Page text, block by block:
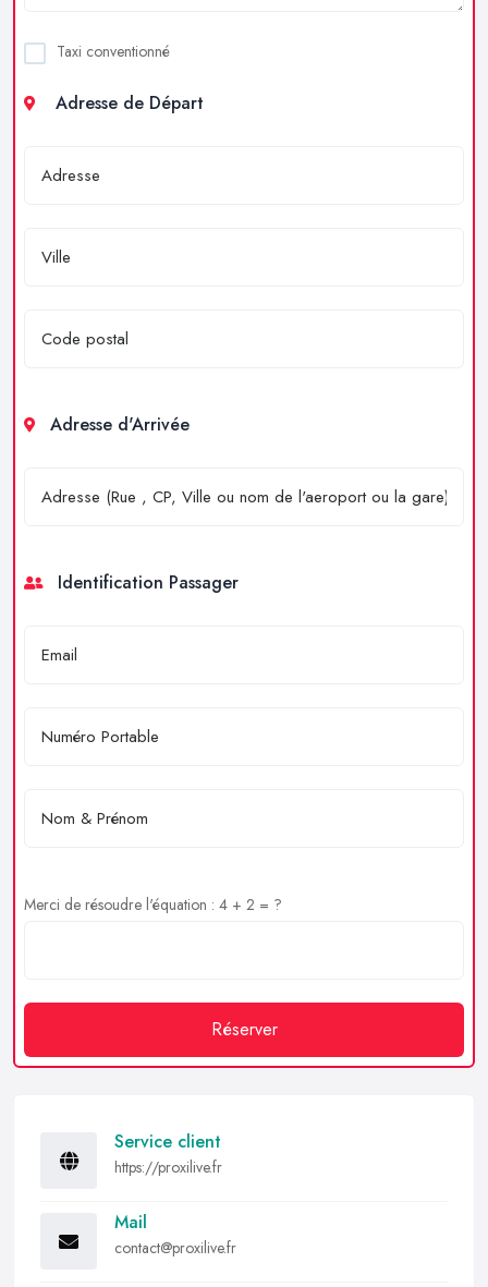
Taxi conventionné
Adresse de Départ
Adresse d'Arrivée
Identification Passager
Merci de résoudre l'équation : 4 + 2 = ?
Réserver
Service client
https://proxilive.fr
Mail
contact@proxilive.fr